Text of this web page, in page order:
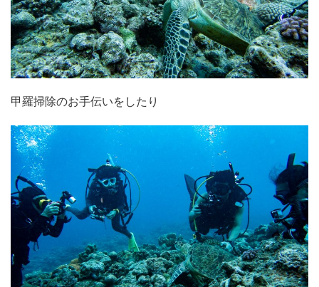
甲羅掃除のお手伝いをしたり